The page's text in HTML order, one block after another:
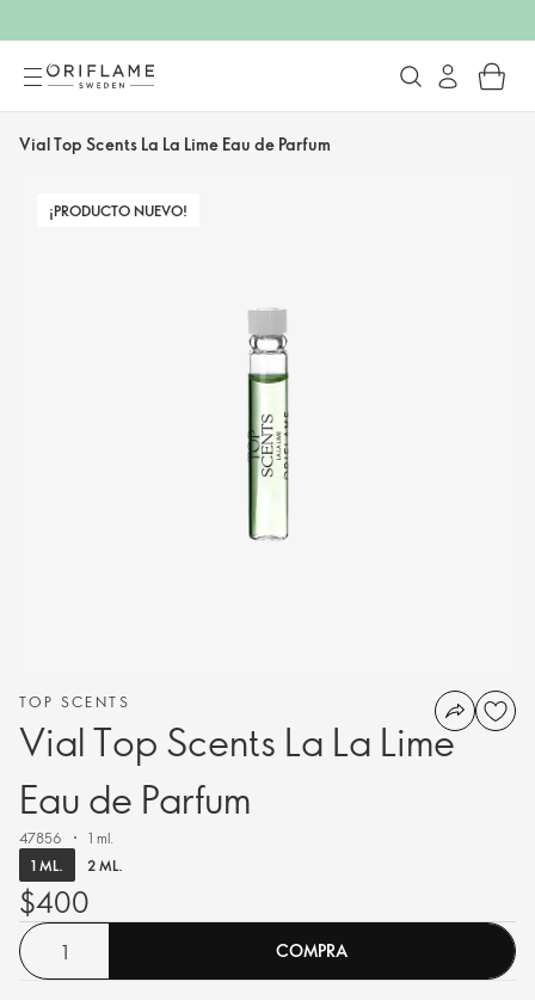
Vial Top Scents La La Lime Eau de Parfum
¡PRODUCTO NUEVO!
TOP SCENTS
Vial Top Scents La La Lime
Eau de Parfum
47856
1 ml.
1 ML.
2 ML.
$400
COMPRA